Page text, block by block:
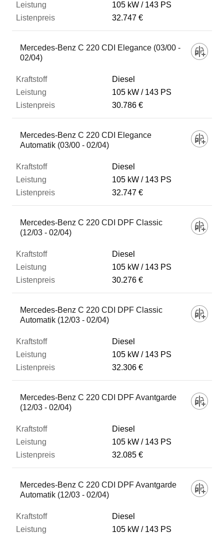
105 kW
143 PS
32.747 €
Mercedes-Benz C 220 CDI Elegance (03/00 -
02/04)
Diesel
105 kW
143 PS
30.786 €
Mercedes-Benz C 220 CDI Elegance
Automatik (03/00 - 02/04)
Diesel
105 kW
143 PS
32.747 €
Mercedes-Benz C 220 CDI DPF Classic
(12/03 - 02/04)
Diesel
105 kW
143 PS
30.276 €
Mercedes-Benz C 220 CDI DPF Classic
Automatik (12/03 - 02/04)
Diesel
105 kW
143 PS
32.306 €
Mercedes-Benz C 220 CDI DPF Avantgarde
(12/03 - 02/04)
Diesel
105 kW
143 PS
32.085 €
Mercedes-Benz C 220 CDI DPF Avantgarde
Automatik (12/03 - 02/04)
Diesel
105 kW
143 PS